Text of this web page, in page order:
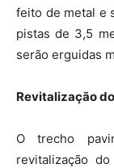
feito de metal e
pistas de 3,5
serão erguidas
Revitalização
O trecho
revitalização